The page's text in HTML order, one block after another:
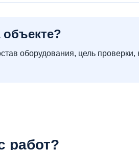
оборудования, цель
работ?